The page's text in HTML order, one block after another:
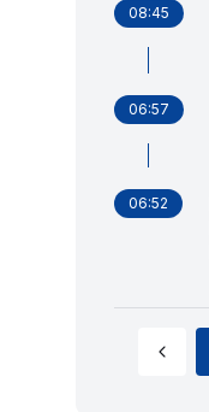
08:45
06:57
06:52